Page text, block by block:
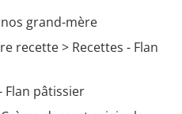
grand-mère
recette> Recettes - Flan
Flan pâtissier